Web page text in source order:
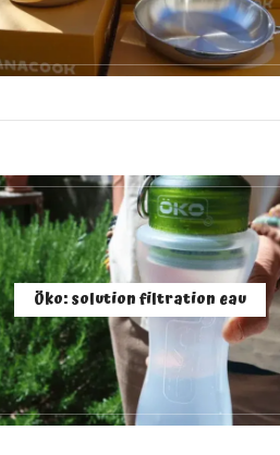
Öko: solution filtration eau